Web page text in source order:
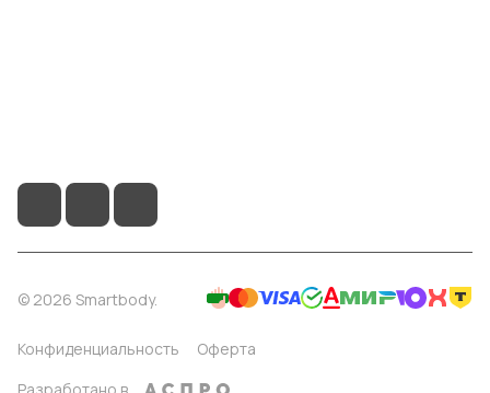
© 2026 Smartbody.
Конфиденциальность
Оферта